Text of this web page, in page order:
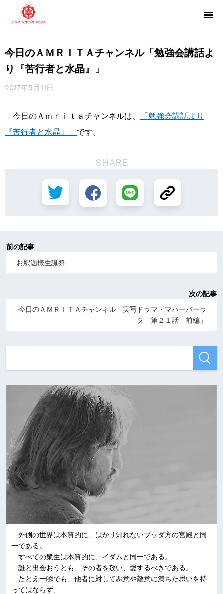
今日のＡＭＲＩＴＡチャンネル「勉強会講話よ
り『苦行者と水晶』」
2017年5月11日
今日のＡｍｒｉｔａチャンネルは、
「勉強会講話より
『苦行者と水晶』」 です。
SHARE
前の記事
お釈迦様生誕祭
次の記事
今日のＡＭＲＩＴＡチャンネル「実写ドラマ・マハーバーラ
タ 第２１話 前編」
外側の世界は本質的に、はかり知れないブッダ方の宮殿と同
一である。
すべての衆生は本質的に、イダムと同一である。
誰と出会おうとも、その者を敬い、愛するべきである。
たとえ一瞬でも、他者に対して悪意や敵意に満ちた思いを持
ってはならず、